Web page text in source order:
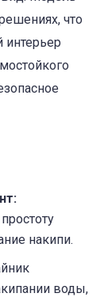
что
интерьер
накипи.
воды,